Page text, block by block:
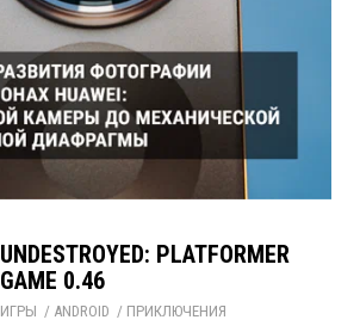
UNDESTROYED: PLATFORMER
GAME 0.46
ИГРЫ / ANDROID / ПРИКЛЮЧЕНИЯ